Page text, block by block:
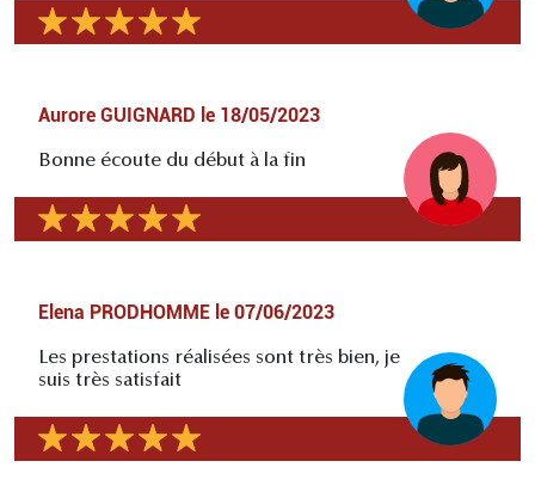
Aurore GUIGNARD le 18/05/2023
Bonne écoute du début à la fin
Elena PRODHOMME le 07/06/2023
Les prestations réalisées sont très bien, je
suis très satisfait